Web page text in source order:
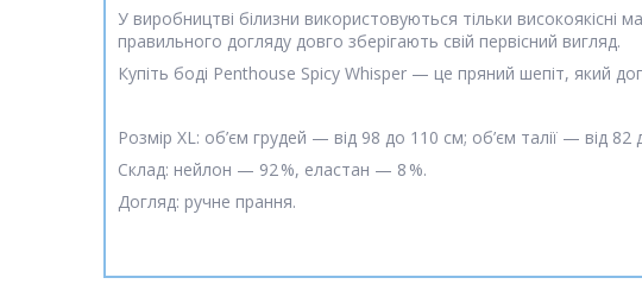
У виробництві білизни використовуються тільки високоякісні
правильного догляду довго зберігають свій первісний вигляд.
Купіть боді Penthouse Spicy Whisper — це пряний шепіт, який
Розмір XL: об’єм грудей — від 98 до 110 см; об’єм талії — від
Склад: нейлон — 92 %, еластан — 8 %.
Догляд: ручне прання.